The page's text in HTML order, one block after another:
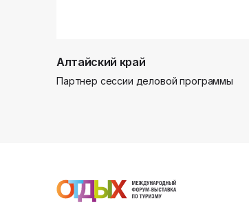
Алтайский край
Партнер сессии деловой программы